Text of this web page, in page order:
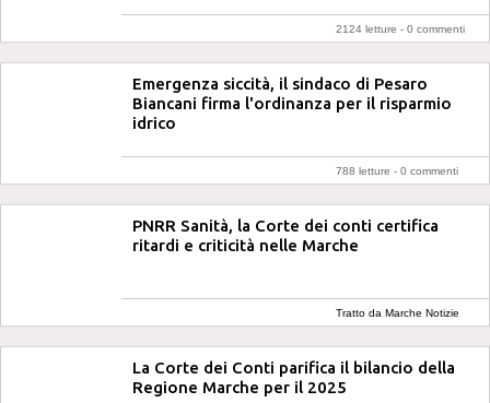
2124 letture - 0 commenti
Emergenza siccità, il sindaco di Pesaro
Biancani firma l'ordinanza per il risparmio
idrico
788 letture - 0 commenti
PNRR Sanità, la Corte dei conti certifica
ritardi e criticità nelle Marche
Tratto da Marche Notizie
La Corte dei Conti parifica il bilancio della
Regione Marche per il 2025